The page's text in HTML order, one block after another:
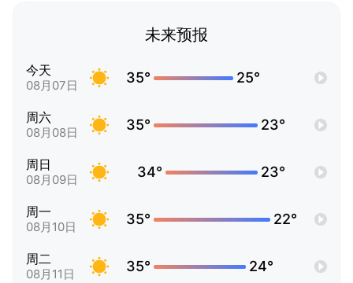
未来预报
今天
08月07日 35° 25°
周六
08月08日 35° 23°
周日
08月09日 34° 23°
周一
08月10日 35° 22°
周二
08月11日 35° 24°